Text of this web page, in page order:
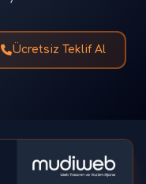
Ücretsiz Teklif Al